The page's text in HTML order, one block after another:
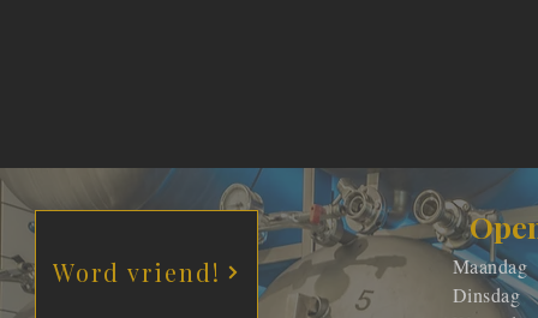
Word vriend!
Maandag
Dinsdag